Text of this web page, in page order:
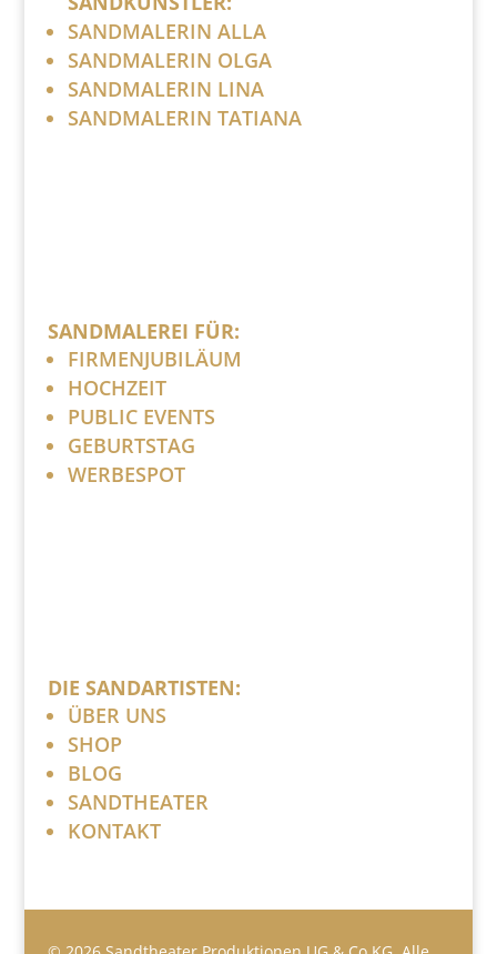
SANDMALERIN ALLA
SANDMALERIN OLGA
SANDMALERIN LINA
SANDMALERIN TATIANA
SANDMALEREI FÜR:
FIRMENJUBILÄUM
HOCHZEIT
PUBLIC EVENTS
GEBURTSTAG
WERBESPOT
DIE SANDARTISTEN:
ÜBER UNS
SHOP
BLOG
SANDTHEATER
KONTAKT